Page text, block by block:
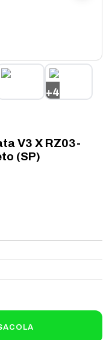
+4
V3 X RZ03-
(SP)